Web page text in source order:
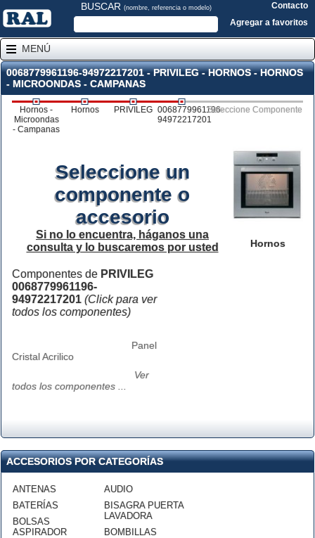
BUSCAR (nombre, referencia o modelo)
Contacto
Agregar a favoritos
MENÚ
0068779961196-94972217201 - PRIVILEG - HORNOS - HORNOS
- MICROONDAS - CAMPANAS
Hornos -
Microondas
- Campanas
Hornos PRIVILEG 0068779961196-
94972217201
Seleccione Componente
Hornos
Seleccione un
componente o
accesorio
Si no lo encuentra, háganos una
consulta y lo buscaremos por usted
Componentes de PRIVILEG
0068779961196-
94972217201 (Click para ver
todos los componentes)
Panel
Cristal Acrilico
Ver
todos los componentes ...
ACCESORIOS POR CATEGORÍAS
ANTENAS
BATERÍAS
BOLSAS
ASPIRADOR
AUDIO
BISAGRA PUERTA
LAVADORA
BOMBILLAS